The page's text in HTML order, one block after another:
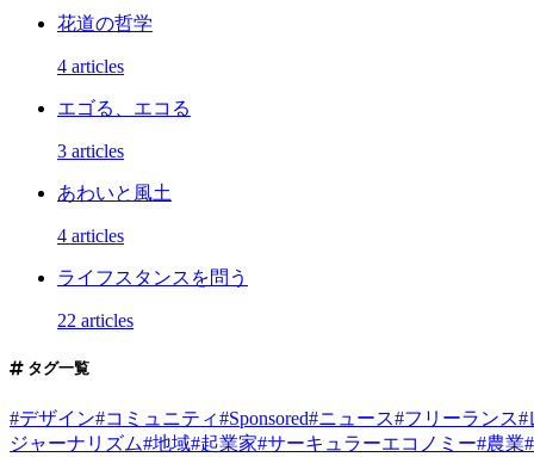
花道の哲学
4 articles
エゴる、エコる
3 articles
あわいと風土
4 articles
ライフスタンスを問う
22 articles
タグ一覧
#デザイン#コミュニティ#Sponsored#ニュース#フリーランス#
ジャーナリズム#地域#起業家#サーキュラーエコノミー#農業#